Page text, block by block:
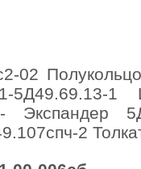
02
1
Экспандер
2